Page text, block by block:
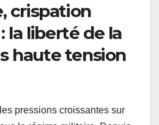
crispation
la liberté de la
haute tension
pressions croissantes sur